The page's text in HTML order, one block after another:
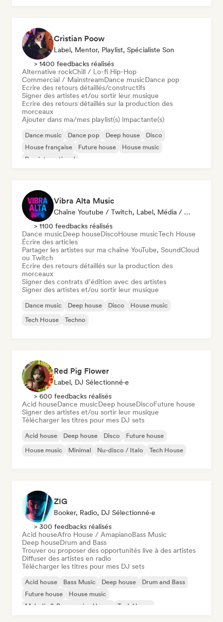
Cristian Poow
Label, Mentor, Playlist, Spécialiste Son
> 1400 feedbacks réalisés
Alternative rockChill / Lo-fi Hip-Hop
Commercial / MainstreamDance musicDance pop
Ecrire des retours détaillés/constructifs
Signer des artistes et/ou sortir leur musique
Ecrire des retours détaillés sur la production des
morceaux
Ajouter dans ma/mes playlist(s) impactante(s)
Dance music Dance pop Deep house
Disco
House française
Future house
House music
Pop international
Vibra Alta Music
Chaîne Youtube / Twitch, Label, Média / Journaliste, Éditeur, Spécialiste Son
> 1100 feedbacks réalisés
Dance musicDeep houseDiscoHouse musicTech House
Écrire des articles
Partager les artistes sur ma chaîne YouTube, SoundCloud
ou Twitch
Ecrire des retours détaillés sur la production des
morceaux
Signer des contrats d’édition avec des artistes
Signer des artistes et/ou sortir leur musique
Dance music Deep house Disco
House music
Tech House
Techno
Red Pig Flower
Label, DJ Sélectionné·e
> 600 feedbacks réalisés
Acid houseDance musicDeep houseDiscoFuture house
Signer des artistes et/ou sortir leur musique
Télécharger les titres pour mes DJ sets
Acid house Deep house Disco
Future house
House music
Minimal Nu-disco / Italo Tech House
ZIG
Booker, Radio, DJ Sélectionné·e
> 300 feedbacks réalisés
Acid houseAfro House / AmapianoBass Music
Deep houseDrum and Bass
Trouver ou proposer des opportunités live à des artistes
Diffuser des artistes en radio
Télécharger les titres pour mes DJ sets
Acid house Bass Music Deep house
Drum and Bass
Future house
House music
Melodic & Progressive House
Tech House